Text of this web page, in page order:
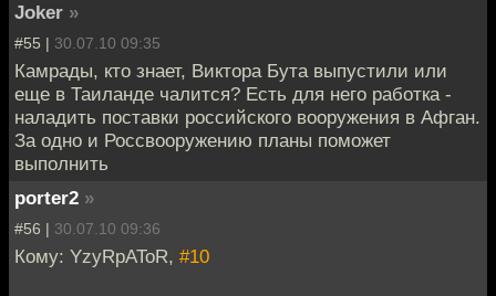
Joker »
#55 | 30.07.10 09:35
Камрады, кто знает, Виктора Бута выпустили или
еще в Таиланде чалится? Есть для него работка -
наладить поставки российского вооружения в Афган.
За одно и Россвооружению планы поможет
выполнить
porter2 »
#56 | 30.07.10 09:36
Кому: YzyRpAToR, #10